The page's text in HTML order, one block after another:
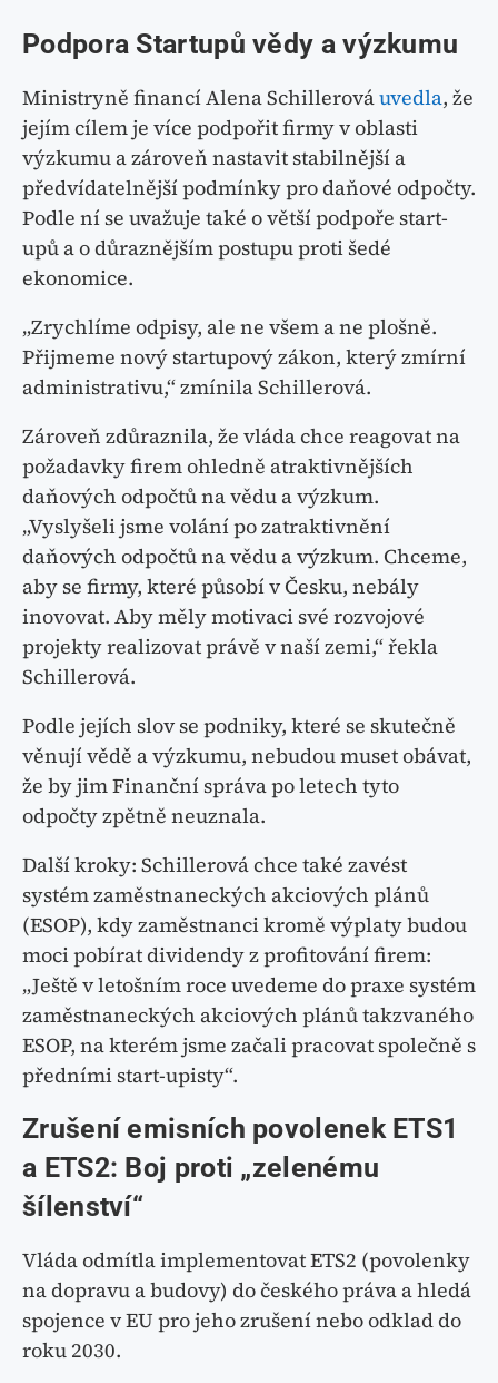
Podpora Startupů vědy a výzkumu
Ministryně financí Alena Schillerováuvedla, že
jejím cílem je více podpořit firmy v oblasti
výzkumu a zároveň nastavit stabilnější a
předvídatelnější podmínky pro daňové odpočty.
Podle ní se uvažuje také o větší podpoře start-
upů a o důraznějším postupu proti šedé
ekonomice.
„Zrychlíme odpisy, ale ne všem a ne plošně.
Přijmeme nový startupový zákon, který zmírní
administrativu,“ zmínila Schillerová.
Zároveň zdůraznila, že vláda chce reagovat na
požadavky firem ohledně atraktivnějších
daňových odpočtů na vědu a výzkum.
„Vyslyšeli jsme volání po zatraktivnění
daňových odpočtů na vědu a výzkum. Chceme,
aby se firmy, které působí v Česku, nebály
inovovat. Aby měly motivaci své rozvojové
projekty realizovat právě v naší zemi,“ řekla
Schillerová.
Podle jejích slov se podniky, které se skutečně
věnují vědě a výzkumu, nebudou muset obávat,
že by jim Finanční správa po letech tyto
odpočty zpětně neuznala.
Další kroky: Schillerová chce také zavést
systém zaměstnaneckých akciových plánů
(ESOP), kdy zaměstnanci kromě výplaty budou
moci pobírat dividendy z profitování firem:
„Ještě v letošním roce uvedeme do praxe systém
zaměstnaneckých akciových plánů takzvaného
ESOP, na kterém jsme začali pracovat společně s
předními start-upisty“.
Zrušení emisních povolenek ETS1
a ETS2: Boj proti „zelenému
šílenství“
Vláda odmítla implementovat ETS2 (povolenky
na dopravu a budovy) do českého práva a hledá
spojence v EU pro jeho zrušení nebo odklad do
roku 2030.